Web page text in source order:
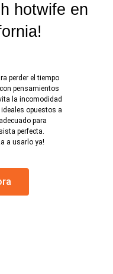
hotwife en
perder el tiempo
pensamientos
la incomodidad
opuestos a
para
perfecta.
a usarlo ya!